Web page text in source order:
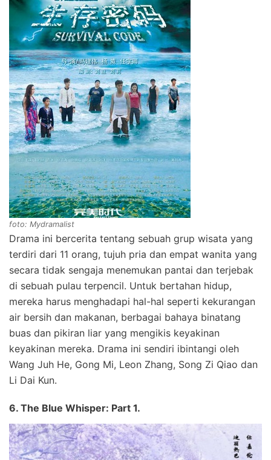
foto: Mydramalist
Drama ini bercerita tentang sebuah grup wisata yang
terdiri dari 11 orang, tujuh pria dan empat wanita yang
secara tidak sengaja menemukan pantai dan terjebak
di sebuah pulau terpencil. Untuk bertahan hidup,
mereka harus menghadapi hal-hal seperti kekurangan
air bersih dan makanan, berbagai bahaya binatang
buas dan pikiran liar yang mengikis keyakinan
keyakinan mereka. Drama ini sendiri ibintangi oleh
Wang Juh He, Gong Mi, Leon Zhang, Song Zi Qiao dan
Li Dai Kun.
6. The Blue Whisper: Part 1.